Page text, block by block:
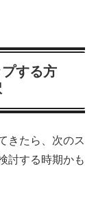
する方
きたら、次のス
討する時期かも